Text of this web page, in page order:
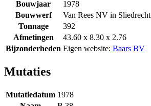
Bouwjaar
1978
Bouwwerf
Van Rees NV in Sliedrecht
Tonnage
392
Afmetingen
43.60 x 8.30 x 2.76
Bijzonderheden Eigen website: Baars BV
Mutaties
Mutatiedatum 1978